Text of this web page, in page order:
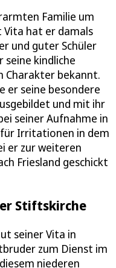
Familie um
Vita hat er damals
und guter Schüler
kindliche
Charakter bekannt.
er seine besondere
und mit ihr
seiner Aufnahme in
für Irritationen in dem
er zur weiteren
Friesland geschickt
Stiftskirche
seiner Vita in
zum Dienst im
niederen